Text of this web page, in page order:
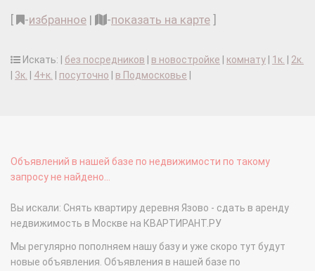
-избранное | -показать на карте
Искать: | без посредников в новостройке комнату 1к.
2к.
3к. 4+к. посуточно в Подмосковье
Объявлений в нашей базе по недвижимости по такому
запросу не найдено...
Вы искали: Снять квартиру деревня Язово - сдать в аренду
недвижимость в Москве на КВАРТИРАНТ.РУ
Мы регулярно пополняем нашу базу и уже скоро тут будут
новые объявления. Объявления в нашей базе по